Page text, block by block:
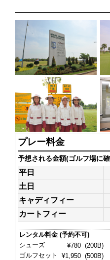
プレー料金
予想される金額(ゴルフ場に
平日
土日
キャディフィー
カートフィー
レンタル料金 (予約不可)
シューズ
¥780 (200B)
ゴルフセット
¥1,950 (500B)